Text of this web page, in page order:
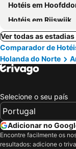
Hotéis em
Hotéis em Rijswijk
Ver todas as
Comparador de
Holanda do Norte
Selecione o seu país
Adicionar no
Encontre facilmente os
resultados: adicione o